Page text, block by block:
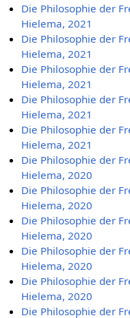
Die Philosophie der
Hielema, 2021
Die Philosophie der
Hielema, 2021
Die Philosophie der
Hielema, 2021
Die Philosophie der
Hielema, 2021
Die Philosophie der
Hielema, 2021
Die Philosophie der
Hielema, 2020
Die Philosophie der
Hielema, 2020
Die Philosophie der
Hielema, 2020
Die Philosophie der
Hielema, 2020
Die Philosophie der
Hielema, 2020
Die Philosophie der